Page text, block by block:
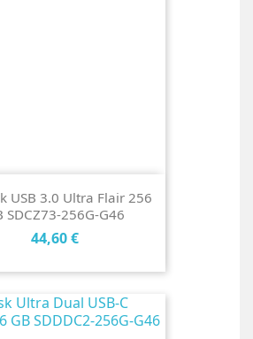
USB 3.0 Ultra Flair 256
SDCZ73-256G-G46
Cena
44,60 €